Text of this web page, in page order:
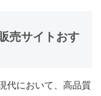
売サイトおす
代において、高品質